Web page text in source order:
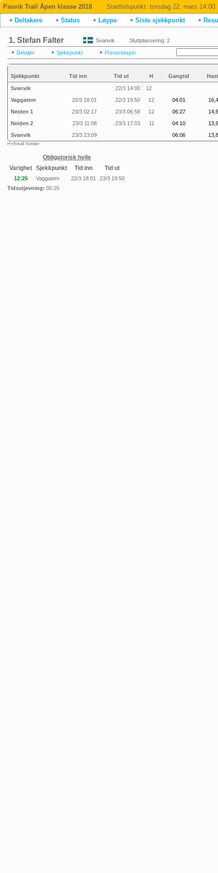
Pasvik Trail Åpen klasse 2018 Starttidspunkt: torsdag 22. mars 14:00
Deltakere
Status Løype Siste sjekkpunkt
1. Stefan Falter Svanvik Sluttplassering: 2
Detaljer Sjekkpunkt Presentasjon
Sjekkpunkt Tid inn Tid ut H Gangtid
Svanvik 22/3 14:00
12
Vaggatem
22/3 18:01 22/3 19:50 12 04:01
Neiden 1
23/3 02:17 23/3 06:58 12 06:27
Neiden 2
23/3 11:08 23/3 17:03 11 04:10
Svanvik
23/3 23:09 06:06
H=Antall hunder
Obligatorisk hvile
Varighet Sjekkpunkt Tid inn Tid ut
12:25 Vaggatem 22/3 18:01
23/3 19:50
Tidsutjevning: 00:25